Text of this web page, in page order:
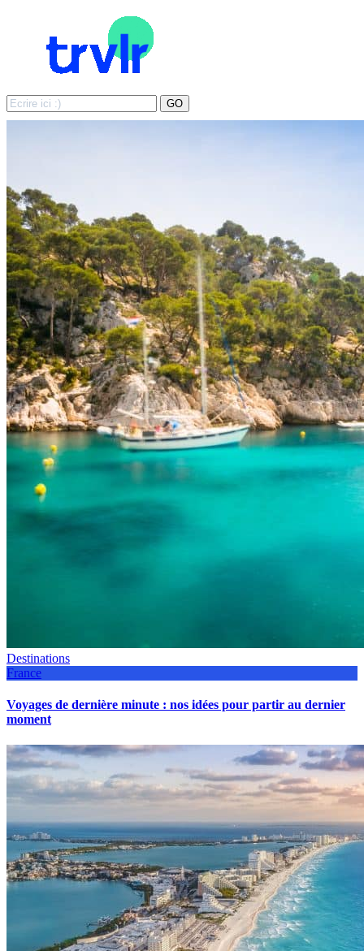
Search
for:
GO
Destinations
France
Voyages de dernière minute : nos idées pour partir au dernier
moment